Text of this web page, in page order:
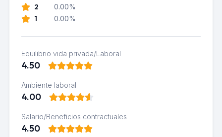
2 0.00%
1 0.00%
Equilibrio vida privada/Laboral
4.50
Ambiente laboral
4.00
Salario/Beneficios contractuales
4.50